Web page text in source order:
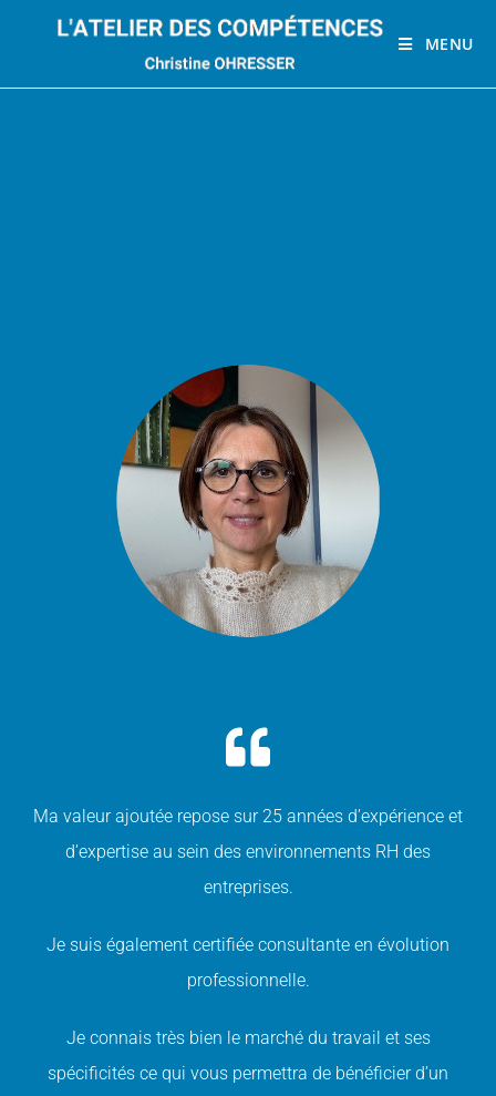
MENU
Ma valeur ajoutée repose sur 25 années d’expérience et
d’expertise au sein des environnements RH des
entreprises.
Je suis également certifiée consultante en évolution
professionnelle.
Je connais très bien le marché du travail et ses
spécificités ce qui vous permettra de bénéficier d’un